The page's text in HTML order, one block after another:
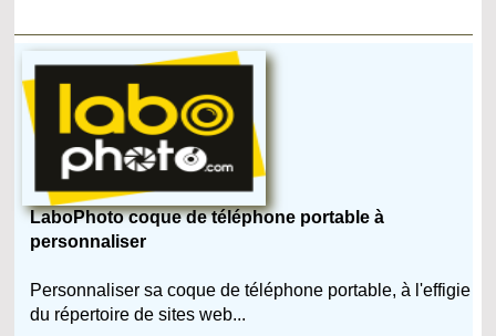
LaboPhoto coque de téléphone portable à
personnaliser
Personnaliser sa coque de téléphone portable, à l'effigie
du répertoire de sites web...